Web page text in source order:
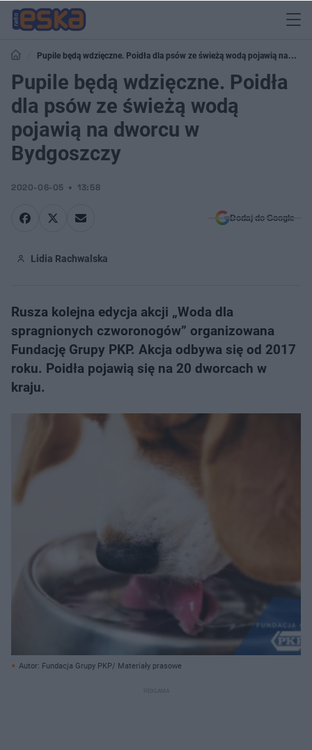
Pupile będą wdzięczne. Poidła dla psów ze świeżą wodą pojawią na
dworcu w Bydgoszczy
Pupile będą wdzięczne. Poidła
dla psów ze świeżą wodą
pojawią na dworcu w
Bydgoszczy
2020-06-05 13:58
Dodaj do Google
Lidia Rachwalska
Rusza kolejna edycja akcji „Woda dla
spragnionych czworonogów” organizowana
Fundację Grupy PKP. Akcja odbywa się od 2017
roku. Poidła pojawią się na 20 dworcach w
kraju.
Autor: Fundacja Grupy PKP/ Materiały prasowe